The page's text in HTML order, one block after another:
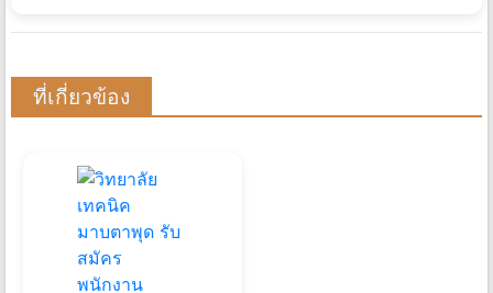
ที่เกี่ยวข้อง